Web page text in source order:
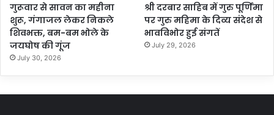
गुरूवार से सावन का महीना
शुरू, गंगाजल लेकर निकले
शिवभक्त, बम-बम भोले के
जयघोष की गूंज
July 30, 2026
श्री दरबार साहिब में गुरु पूर्णिमा
पर गुरु महिमा के दिव्य संदेश से
भावविभोर हुई संगतें
July 29, 2026